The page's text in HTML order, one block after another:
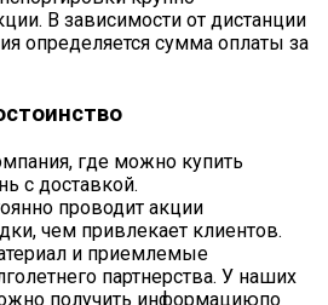
В зависимости от дистанции
определяется сумма оплаты за
где можно купить
с доставкой.
проводит акции
чем привлекает клиентов.
и приемлемые
партнерства. У наших
получить информациюпо